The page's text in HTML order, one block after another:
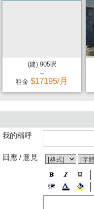
(建) 905呎
--
租金 $17195/月
我的稱呼
回應 / 意見